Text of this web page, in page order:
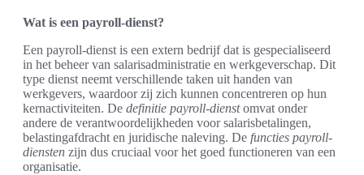
Wat is een payroll-dienst?
Een payroll-dienst is een extern bedrijf dat is gespecialiseerd
in het beheer van salarisadministratie en werkgeverschap. Dit
type dienst neemt verschillende taken uit handen van
werkgevers, waardoor zij zich kunnen concentreren op hun
kernactiviteiten. De definitie payroll-dienstomvat onder
andere de verantwoordelijkheden voor salarisbetalingen,
belastingafdracht en juridische naleving. De functies payroll-
diensten zijn dus cruciaal voor het goed functioneren van een
organisatie.